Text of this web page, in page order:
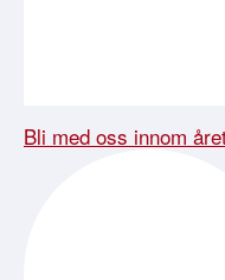
Bli med oss innom